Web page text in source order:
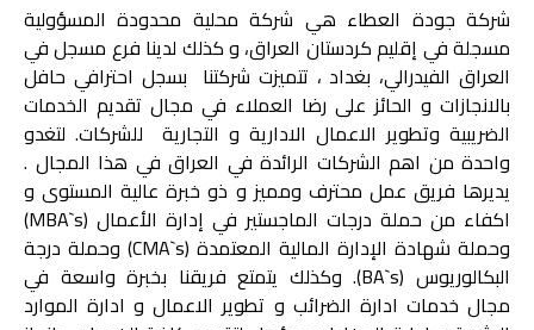
شركة جودة العطاء هي شركة محلية محدودة المسؤولية
مسجلة في إقليم كردستان العراق، و كذلك لدينا فرع مسجل في
العراق الفيدرالي، بغداد ، تتميزت شركتنا بسجل احترافي حافل
بالانجازات و الحائز على رضا العملاء في مجال تقديم الخدمات
الضريبية وتطوير الاعمال الادارية و التجارية للشركات. لتغدو
واحدة من اهم الشركات الرائدة في العراق في هذا المجال .
يديرها فريق عمل محترف ومميز و ذو خبرة عالية المستوى و
اكفاء من حملة درجات الماجستير في إدارة الأعمال (MBA`s)
وحملة شهادة الإدارة المالية المعتمدة (CMA`s) وحملة درجة
البكالوريوس (BA`s). وكذلك يتمتع فريقنا بخبرة واسعة في
مجال خدمات ادارة الضرائب و تطوير الاعمال و ادارة الموارد